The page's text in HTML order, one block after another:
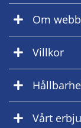
Om
Villkor
Vårt